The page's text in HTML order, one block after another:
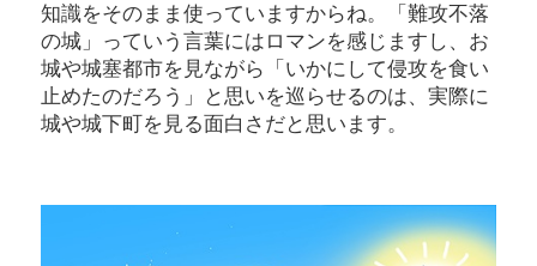
知識をそのまま使っていますからね。「難攻不落
の城」っていう言葉にはロマンを感じますし、お
城や城塞都市を見ながら「いかにして侵攻を食い
止めたのだろう」と思いを巡らせるのは、実際に
城や城下町を見る面白さだと思います。